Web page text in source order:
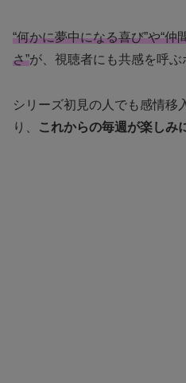
“何かに夢中になる喜び”や“
さ”が、視聴者にも共感を呼ぶ
シリーズ初見の人でも感情移
り、
これからの毎週が楽しみ